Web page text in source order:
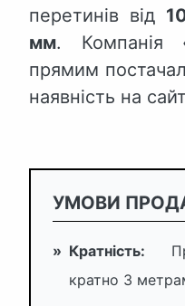
перетинів від
мм. Компанія
прямим
наявність на
УМОВИ
» Кратність:
кратно 3